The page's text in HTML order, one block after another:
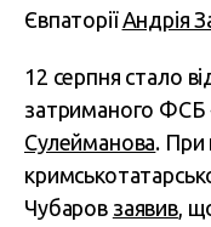
ЄвпаторіїАндрія
12 серпня стало
затриманого ФСБ
Сулейманова. При
Чубаров заявив,